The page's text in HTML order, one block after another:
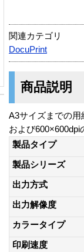
関連カテゴリ
DocuPrint
商品説明
A3サイズまでの用
および600×600dpi
製品タイプ
製品シリーズ
出力方式
出力解像度
カラータイプ
印刷速度